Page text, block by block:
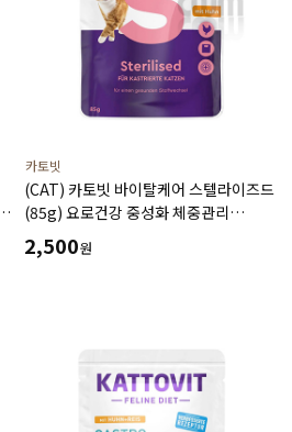
카토빗
(CAT) 카토빗 바이탈케어 스텔라이즈드
(85g) 요로건강 중성화 체중관리
기호성에 도움
2,500원